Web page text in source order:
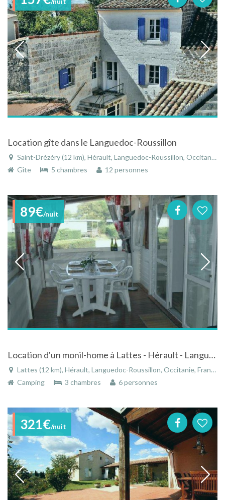
Location gîte dans le Languedoc-Roussillon
Saint-Drézéry (12 km), Hérault, Languedoc-Roussillon, Occitanie, France
Gîte
5 chambres 12 personnes
89€/nuit
Location d'un monil-home à Lattes - Hérault - Languedoc-Roussillon
Lattes (12 km), Hérault, Languedoc-Roussillon, Occitanie, France
Camping
3 chambres 6 personnes
321€/nuit